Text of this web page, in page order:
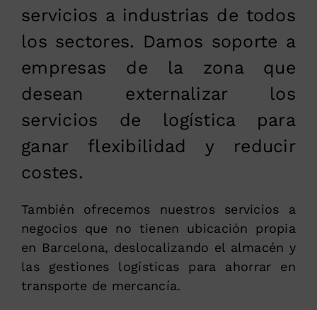
servicios a industrias de todos
los sectores. Damos soporte a
empresas de la zona que
desean externalizar los
servicios de logística para
ganar flexibilidad y reducir
costes.
También ofrecemos nuestros servicios a
negocios que no tienen ubicación propia
en Barcelona, deslocalizando el almacén y
las gestiones logísticas para ahorrar en
transporte de mercancía.